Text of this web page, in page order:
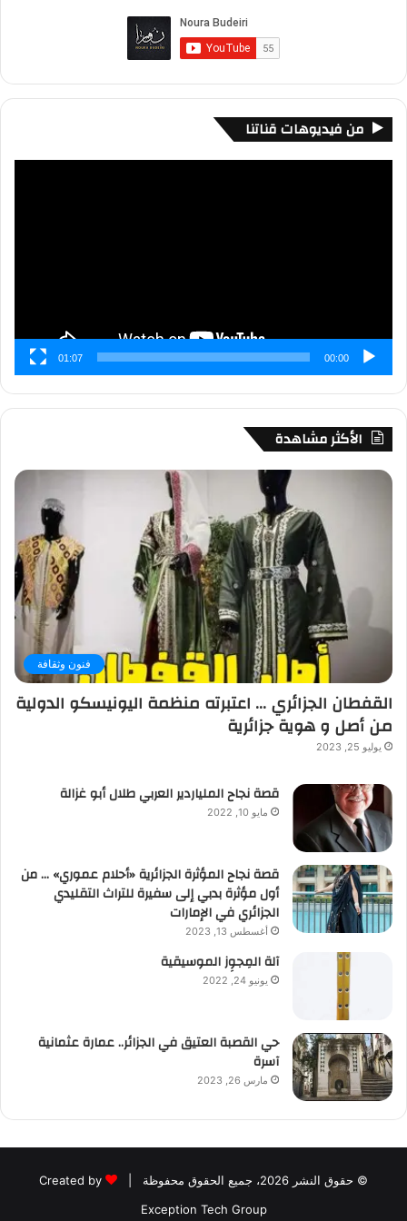
من فيديوهات قناتنا
00:00
01:07
الأكثر مشاهدة
فنون وثقافة
القفطان الجزائري … اعتبرته منظمة اليونيسكو الدولية
من أصل و هوية جزائرية
يوليو 25, 2023
قصة نجاح الملياردير العربي طلال أبو غزالة
مايو 10, 2022
قصة نجاح المؤثرة الجزائرية «أحلام عموري» … من
أول مؤثرة بدبي إلى سفيرة للتراث التقليدي
الجزائري في الإمارات
أغسطس 13, 2023
آلة المِجوِز الموسيقية‎‎
يونيو 24, 2022
حي القصبة العتيق في الجزائر.. عمارة عثمانية
آسرة
مارس 26, 2023
© حقوق النشر 2026، جميع الحقوق محفوظة |
Created by
Exception Tech Group